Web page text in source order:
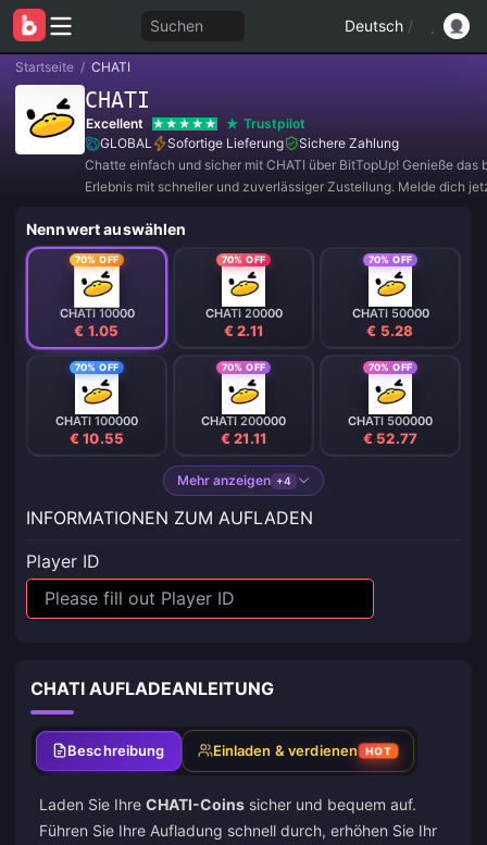
Suchen Deutsch /
Startseite / CHATI
CHATI
Excellent
Trustpilot
GLOBAL
Sofortige Lieferung
Sichere Zahlung
Chatte einfach und sicher mit CHATI über BitTopUp! Genieße das
Erlebnis mit schneller und zuverlässiger Zustellung. Melde dich
Nennwert auswählen
70% OFF
CHATI 10000
€ 1.05
70% OFF
CHATI 20000
€ 2.11
70% OFF
CHATI 50000
€ 5.28
70% OFF
CHATI 100000
€ 10.55
70% OFF
CHATI 200000
€ 21.11
70% OFF
CHATI 500000
€ 52.77
Mehr anzeigen +4
INFORMATIONEN ZUM AUFLADEN
Player ID
CHATI AUFLADEANLEITUNG
Beschreibung Einladen & verdienen HOT
Laden Sie Ihre CHATI-Coins sicher und bequem auf.
Führen Sie Ihre Aufladung schnell durch, erhöhen Sie Ihr